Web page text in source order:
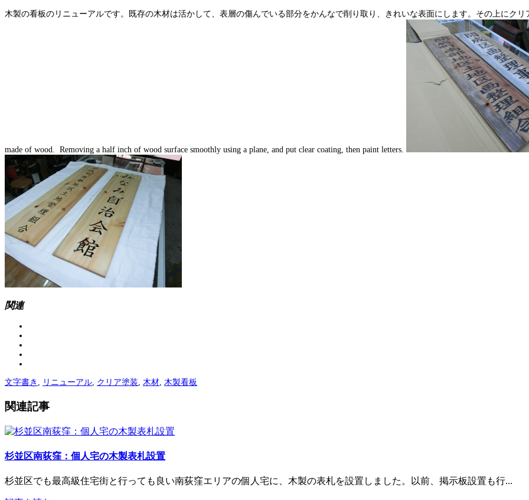
木製の看板のリニューアルです。既存の木材は活かして、表層の傷んでいる部分をかんなで削り取り、きれいな表面にします。その上にクリ
made of wood. Removing a half inch of wood surface smoothly using a plane, and put clear coating, then paint letters.
関連
文字書き , リニューアル, クリア塗装, 木材, 木製看板
関連記事
杉並区南荻窪：個人宅の木製表札設置
杉並区でも最高級住宅街と行っても良い南荻窪エリアの個人宅に、木製の表札を設置しました。以前、掲示板設置も行...